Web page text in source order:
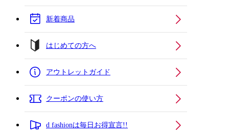
新着商品
はじめての方へ
アウトレットガイド
クーポンの使い方
d fashionは毎日お得宣言!!